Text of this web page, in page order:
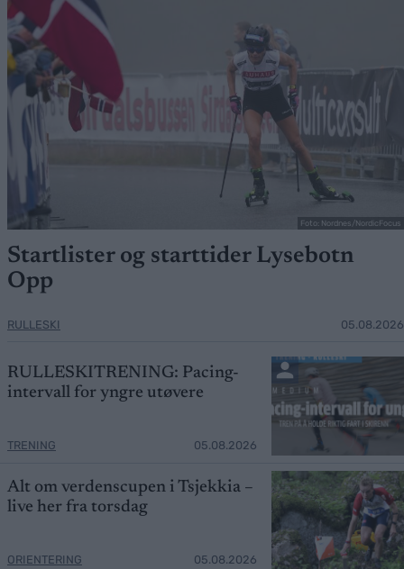
Foto: Nordnes/NordicFocus
Startlister og starttider Lysebotn
Opp
RULLESKI 05.08.2026
RULLESKITRENING: Pacing-
intervall for yngre utøvere
TRENING 05.08.2026
Alt om verdenscupen i Tsjekkia –
live her fra torsdag
ORIENTERING 05.08.2026